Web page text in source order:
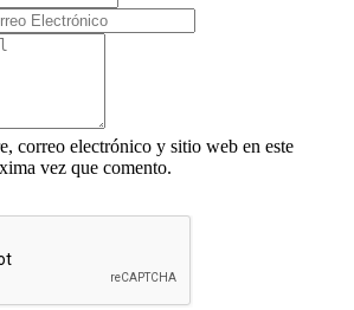
correo electrónico y sitio web en este
vez que comento.